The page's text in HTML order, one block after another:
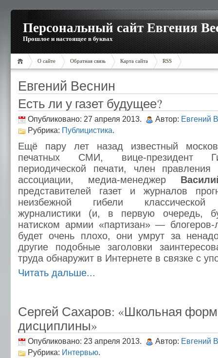
Персональный сайт Евгения
Прошлое и настоящее в буквах
О сайте Обратная связь Карта сайта RSS
Евгений Веснин
Есть ли у газет будущее?
Опубликовано: 27 апреля 2013. Автор: Евгений
Рубрика: Публицистика.
Ещё пару лет назад известный
печатных СМИ, вице-президент
периодической печати, член правления
ассоциации, медиа-менеджер
представителей газет и журналов
неизбежной гибели классической
журналистики (и, в первую очередь,
натиском армии «партизан» — блогеров-
будет очень плохо, они умрут за
другие подобные заголовки
труда обнаружит в Интернете в связке с
Читать дальше...
Сергей Сахаров: «Школьная
дисциплины»
Опубликовано: 23 апреля 2013. Автор: Евгений
Рубрика: Интервью.